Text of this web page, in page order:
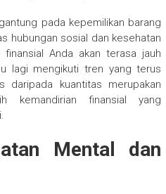
pada kepemilikan barang
hubungan sosial dan kesehatan
Anda akan terasa jauh
lagi mengikuti tren yang terus
daripada kuantitas merupakan
kemandirian finansial yang
Mental dan